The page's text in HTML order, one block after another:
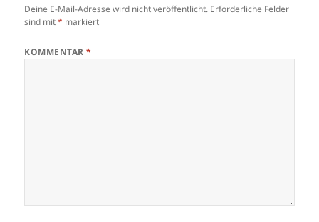
Deine E-Mail-Adresse wird nicht veröffentlicht. Erforderliche Felder
sind mit* markiert
KOMMENTAR*